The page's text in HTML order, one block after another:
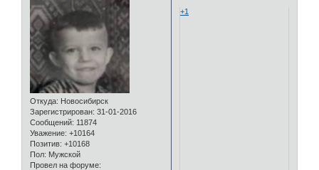
Откуда: Новосибирск
Зарегистрирован: 31-01-2016
Сообщений: 11874
Уважение: +10164
Позитив: +10168
Пол: Мужской
Провел на форуме:
+1